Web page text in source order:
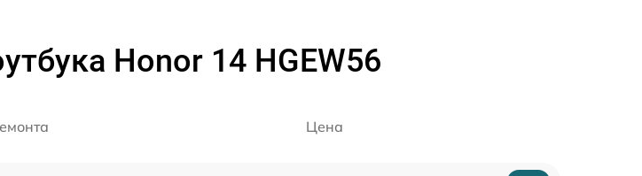
Honor 14 HGEW56
Цена